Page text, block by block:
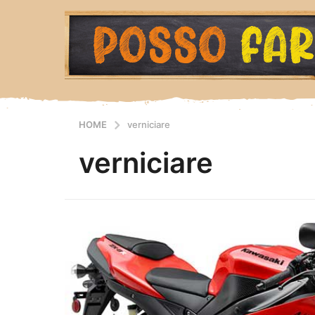
HOME verniciare
verniciare